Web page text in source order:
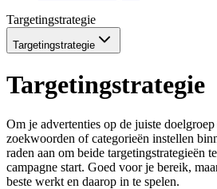
Targetingstrategie
Targetingstrategie
Targetingstrategie
Om je advertenties op de juiste
zoekwoorden of categorieën instellen
raden aan om beide targetingstrategieën
campagne start. Goed voor je bereik,
beste werkt en daarop in te spelen.